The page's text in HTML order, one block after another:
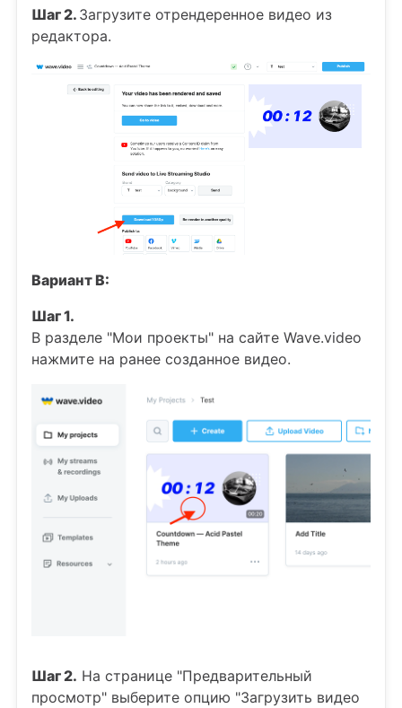
Шаг 2. Загрузите отрендеренное видео из
редактора.
Вариант B:
Шаг 1.
В разделе "Мои проекты" на сайте Wave.video
нажмите на ранее созданное видео.
Шаг 2. На странице "Предварительный
просмотр" выберите опцию "Загрузить видео